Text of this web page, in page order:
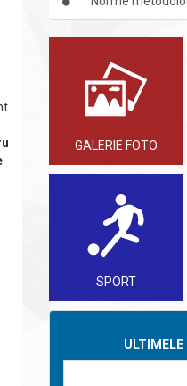
GALERIE FOTO
SPORT